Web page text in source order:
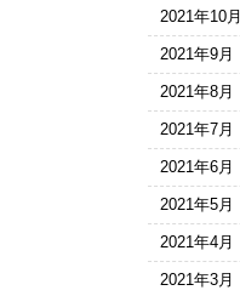
2021年10月
2021年9月
2021年8月
2021年7月
2021年6月
2021年5月
2021年4月
2021年3月